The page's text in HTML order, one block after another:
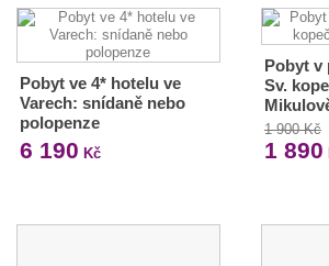
Pobyt ve 4* hotelu ve
Varech: snídaně nebo
polopenze
6 190 Kč
Pobyt v
Sv.
1 900 Kč
1 890